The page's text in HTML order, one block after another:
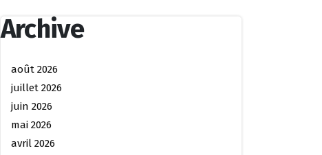
Archive
août 2026
juillet 2026
juin 2026
mai 2026
avril 2026